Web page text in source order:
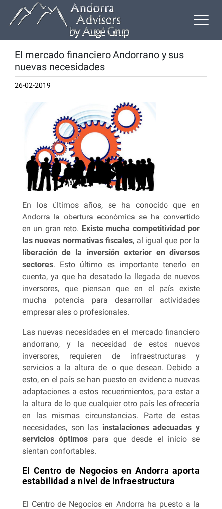
El mercado financiero Andorrano y sus
nuevas necesidades
26-02-2019
En los últimos años, se ha conocido que en
Andorra la obertura económica se ha convertido
en un gran reto. Existe mucha competitividad por
las nuevas normativas fiscales, al igual que por la
liberación de la inversión exterior en diversos
sectores. Esto último es importante tenerlo en
cuenta, ya que ha desatado la llegada de nuevos
inversores, que piensan que en el país existe
mucha potencia para desarrollar actividades
empresariales o profesionales.
Las nuevas necesidades en el mercado financiero
andorrano, y la necesidad de estos nuevos
inversores, requieren de infraestructuras y
servicios a la altura de lo que desean. Debido a
esto, en el país se han puesto en evidencia nuevas
adaptaciones a estos requerimientos, para estar a
la altura de lo que cualquier otro país les ofrecería
en las mismas circunstancias. Parte de estas
necesidades, son las instalaciones adecuadas y
servicios óptimos para que desde el inicio se
sientan confortables.
El Centro de Negocios en Andorra aporta
estabilidad a nivel de infraestructura
El Centro de Negocios en Andorra ha puesto a la